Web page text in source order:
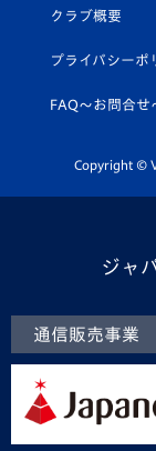
平和祈念活動
ホームタウン
スクール
ヴィヴィくん
公式LINE＠
クラブ概要
プライバシーポ
FAQ〜お問合せ
Copyright ©
ジャ
通信販売事業